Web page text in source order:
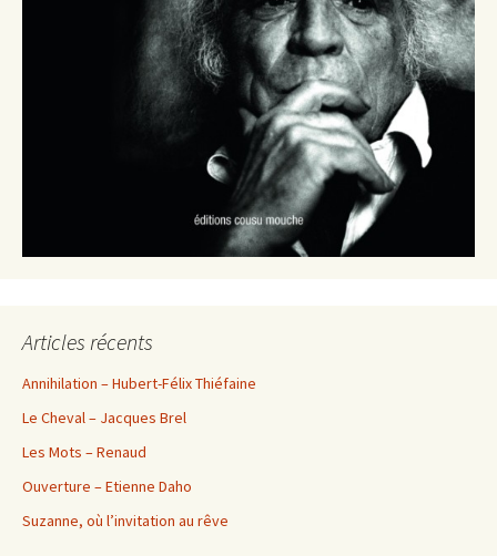
Articles récents
Annihilation – Hubert-Félix Thiéfaine
Le Cheval – Jacques Brel
Les Mots – Renaud
Ouverture – Etienne Daho
Suzanne, où l’invitation au rêve